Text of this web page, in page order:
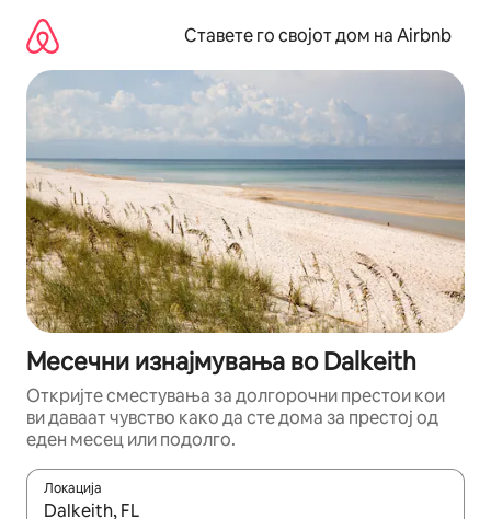
содржина
Ставете го својот дом на Airbnb
Месечни изнајмувања во Dalkeith
Откријте сместувања за долгорочни престои кои
ви даваат чувство како да сте дома за престој од
еден месец или подолго.
Локација
Кога резултатите се достапни, движете се со копчињата